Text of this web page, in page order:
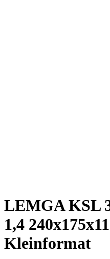
LEMGA KSL
1,4
Kleinformat